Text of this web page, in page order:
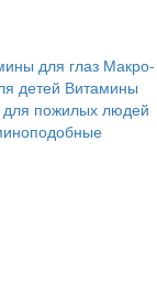
для глаз Макро-
детей Витамины
пожилых людей